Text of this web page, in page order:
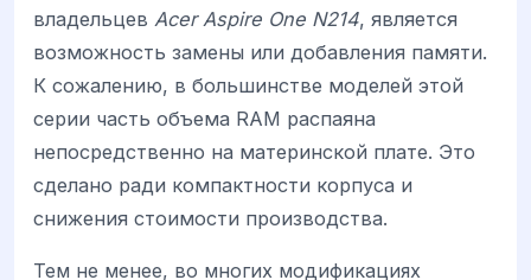
владельцев Acer Aspire One N214, является
возможность замены или добавления памяти.
К сожалению, в большинстве моделей этой
серии часть объема RAM распаяна
непосредственно на материнской плате. Это
сделано ради компактности корпуса и
снижения стоимости производства.
Тем не менее, во многих модификациях